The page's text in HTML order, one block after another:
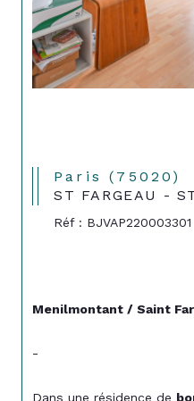
Paris (75020)
ST FARGEAU -
Réf : BJVAP220003301
Menilmontant / Saint
-
Dans une résidence de